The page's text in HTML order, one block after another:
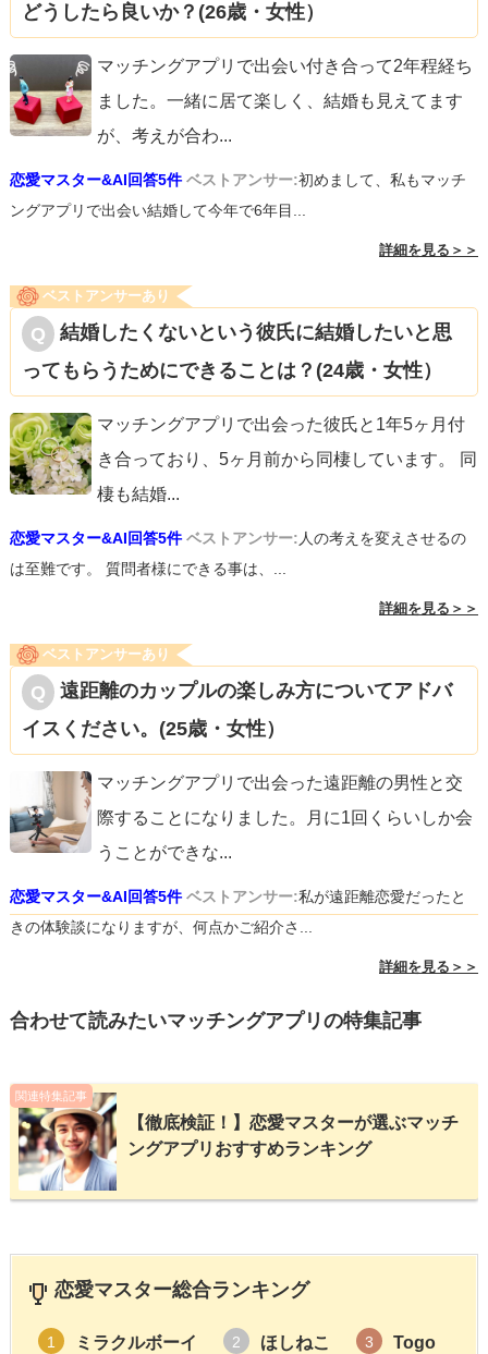
どうしたら良いか？(26歳・女性）
マッチングアプリで出会い付き合って2年程経ち
ました。一緒に居て楽しく、結婚も見えてます
が、考えが合わ...
恋愛マスター&AI回答5件 ベストアンサー:初めまして、私もマッチ
ングアプリで出会い結婚して今年で6年目...
詳細を見る＞＞
ベストアンサーあり
結婚したくないという彼氏に結婚したいと思
ってもらうためにできることは？(24歳・女性）
マッチングアプリで出会った彼氏と1年5ヶ月付
き合っており、5ヶ月前から同棲しています。 同
棲も結婚...
恋愛マスター&AI回答5件 ベストアンサー:人の考えを変えさせるの
は至難です。 質問者様にできる事は、...
詳細を見る＞＞
ベストアンサーあり
遠距離のカップルの楽しみ方についてアドバ
イスください。(25歳・女性）
マッチングアプリで出会った遠距離の男性と交
際することになりました。月に1回くらいしか会
うことができな...
恋愛マスター&AI回答5件 ベストアンサー:私が遠距離恋愛だったと
きの体験談になりますが、何点かご紹介さ...
詳細を見る＞＞
合わせて読みたいマッチングアプリの特集記事
関連特集記事
【徹底検証！】恋愛マスターが選ぶマッチ
ングアプリおすすめランキング
恋愛マスター総合ランキング
1 ミラクルボーイ 2 ほしねこ 3 Togo